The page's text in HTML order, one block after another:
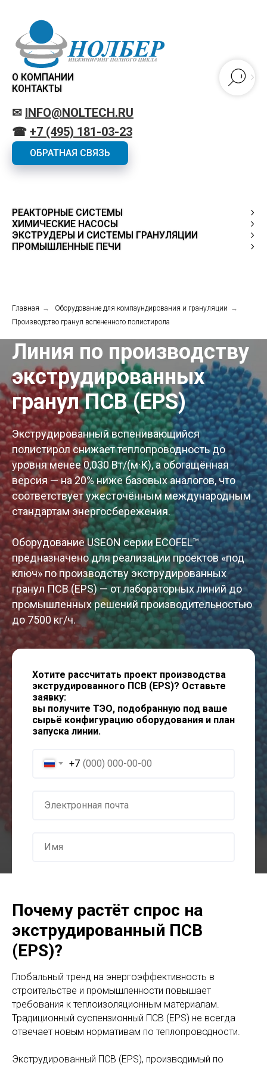
О КОМПАНИИ
КОНТАКТЫ
✉ INFO@NOLTECH.RU
☎ +7 (495) 181-03-23
ОБРАТНАЯ СВЯЗЬ
РЕАКТОРНЫЕ СИСТЕМЫ
ХИМИЧЕСКИЕ НАСОСЫ
ЭКСТРУДЕРЫ И СИСТЕМЫ ГРАНУЛЯЦИИ
ПРОМЫШЛЕННЫЕ ПЕЧИ
Главная → Оборудование для компаундирования и грануляции →
Производство гранул вспененного полистирола
Линия по производству
экструдированных
гранул ПСВ (EPS)
Экструдированный вспенивающийся
полистирол снижает теплопроводность до
уровня менее 0,030 Вт/(м·К), а обогащённая
версия — на 20% ниже базовых аналогов, что
соответствует ужесточённым международным
стандартам энергосбережения.
Оборудование USEON серии ECOFEL™
предназначено для реализации проектов «под
ключ» по производству экструдированных
гранул ПСВ (EPS) — от лабораторных линий до
промышленных решений производительностью
до 7500 кг/ч.
Хотите рассчитать проект производства
экструдированного ПСВ (EPS)? Оставьте
заявку:
вы получите ТЭО, подобранную под ваше
сырьё конфигурацию оборудования и план
запуска линии.
+7
С условиями обработки персональных данных,
описанными в
Отправить заявку
Почему растёт спрос на
экструдированный ПСВ
(EPS)?
Глобальный тренд на энергоэффективность в
строительстве и промышленности повышает
требования к теплоизоляционным материалам.
Традиционный суспензионный ПСВ (EPS) не всегда
отвечает новым нормативам по теплопроводности.
Экструдированный ПСВ (EPS), производимый по